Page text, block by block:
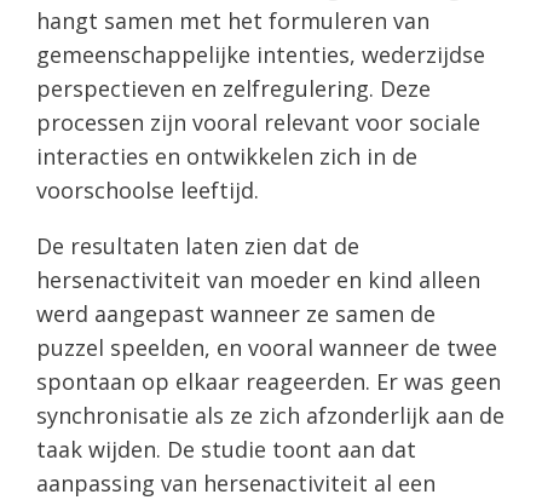
hangt samen met het formuleren van
gemeenschappelijke intenties, wederzijdse
perspectieven en zelfregulering. Deze
processen zijn vooral relevant voor sociale
interacties en ontwikkelen zich in de
voorschoolse leeftijd.
De resultaten laten zien dat de
hersenactiviteit van moeder en kind alleen
werd aangepast wanneer ze samen de
puzzel speelden, en vooral wanneer de twee
spontaan op elkaar reageerden. Er was geen
synchronisatie als ze zich afzonderlijk aan de
taak wijden. De studie toont aan dat
aanpassing van hersenactiviteit al een